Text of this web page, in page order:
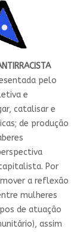
pelo
e
catalisar e
de produção
Por
a reflexão
mulheres
de atuação
assim